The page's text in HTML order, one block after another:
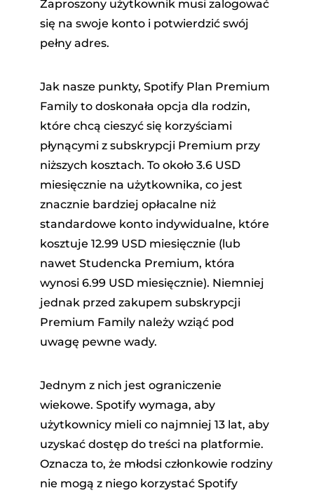
Zaproszony użytkownik musi zalogować
się na swoje konto i potwierdzić swój
pełny adres.
Jak nasze punkty, Spotify Plan Premium
Family to doskonała opcja dla rodzin,
które chcą cieszyć się korzyściami
płynącymi z subskrypcji Premium przy
niższych kosztach. To około 3.6 USD
miesięcznie na użytkownika, co jest
znacznie bardziej opłacalne niż
standardowe konto indywidualne, które
kosztuje 12.99 USD miesięcznie (lub
nawet Studencka Premium, która
wynosi 6.99 USD miesięcznie). Niemniej
jednak przed zakupem subskrypcji
Premium Family należy wziąć pod
uwagę pewne wady.
Jednym z nich jest ograniczenie
wiekowe. Spotify wymaga, aby
użytkownicy mieli co najmniej 13 lat, aby
uzyskać dostęp do treści na platformie.
Oznacza to, że młodsi członkowie rodziny
nie mogą z niego korzystać Spotify